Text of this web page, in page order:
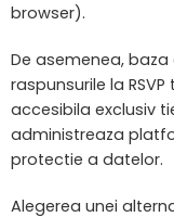
browser).
De asemenea,
raspunsurile la
accesibila exclusiv
administreaza
protectie a datelor.
Alegerea unei